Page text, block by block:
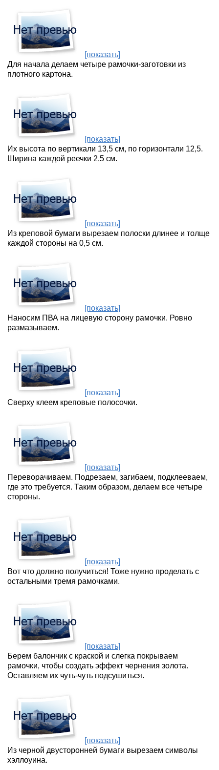
[показать]
Для начала делаем четыре рамочки-заготовки из
плотного картона.
[показать]
Их высота по вертикали 13,5 см, по горизонтали 12,5.
Ширина каждой реечки 2,5 см.
[показать]
Из креповой бумаги вырезаем полоски длинее и толще
каждой стороны на 0,5 см.
[показать]
Наносим ПВА на лицевую сторону рамочки. Ровно
размазываем.
[показать]
Сверху клеем креповые полосочки.
[показать]
Переворачиваем. Подрезаем, загибаем, подклееваем,
где это требуется. Таким образом, делаем все четыре
стороны.
[показать]
Вот что должно получиться! Тоже нужно проделать с
остальными тремя рамочками.
[показать]
Берем балончик с краской и слегка покрываем
рамочки, чтобы создать эффект чернения золота.
Оставляем их чуть-чуть подсушиться.
[показать]
Из черной двусторонней бумаги вырезаем символы
хэллоуина.